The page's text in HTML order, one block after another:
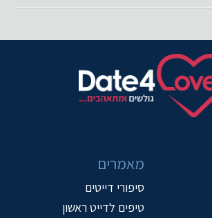
מאמרים
סיפורי דייטים
טיפים לדייט ראשון